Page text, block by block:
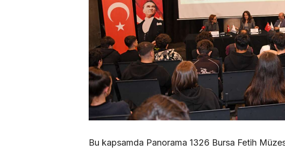
Bu kapsamda Panorama 1326 Bursa Fetih